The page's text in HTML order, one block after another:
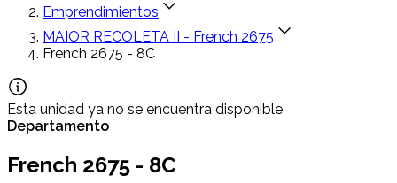
Emprendimientos
MAIOR RECOLETA II - French 2675
French 2675 - 8C
Esta unidad ya no se encuentra disponible
Departamento
French 2675 - 8C